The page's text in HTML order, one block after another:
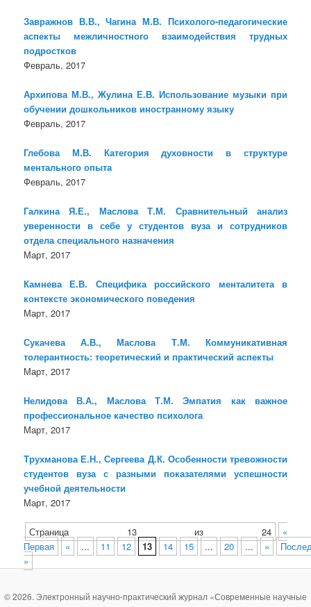
Завражнов В.В., Чагина М.В. Психолого-педагогические
аспекты межличностного взаимодействия трудных
подростков
Февраль, 2017
Архипова М.В., Жулина Е.В. Использование музыки при
обучении дошкольников иностранному языку
Февраль, 2017
Глебова М.В. Категория духовности в структуре
ментального опыта
Февраль, 2017
Галкина Я.Е., Маслова Т.М. Сравнительный анализ
уверенности в себе у студентов вуза и сотрудников
отдела специального назначения
Март, 2017
Камнева Е.В. Специфика российского менталитета в
контексте экономического поведения
Март, 2017
Сукачева А.В., Маслова Т.М. Коммуникативная
толерантность: теоретический и практический аспекты
Март, 2017
Нелидова В.А., Маслова Т.М. Эмпатия как важное
профессиональное качество психолога
Март, 2017
Трухманова Е.Н., Сергеева Д.К. Особенности тревожности
студентов вуза с разными показателями успешности
учебной деятельности
Март, 2017
Страница 13 из 24
«
Первая
« ... 11 12 13 14 15 ... 20 ... »
»
© 2026. Электронный научно-практический журнал «Современные научные